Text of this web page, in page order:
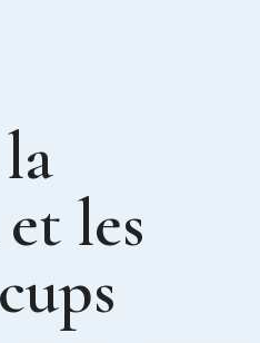
les